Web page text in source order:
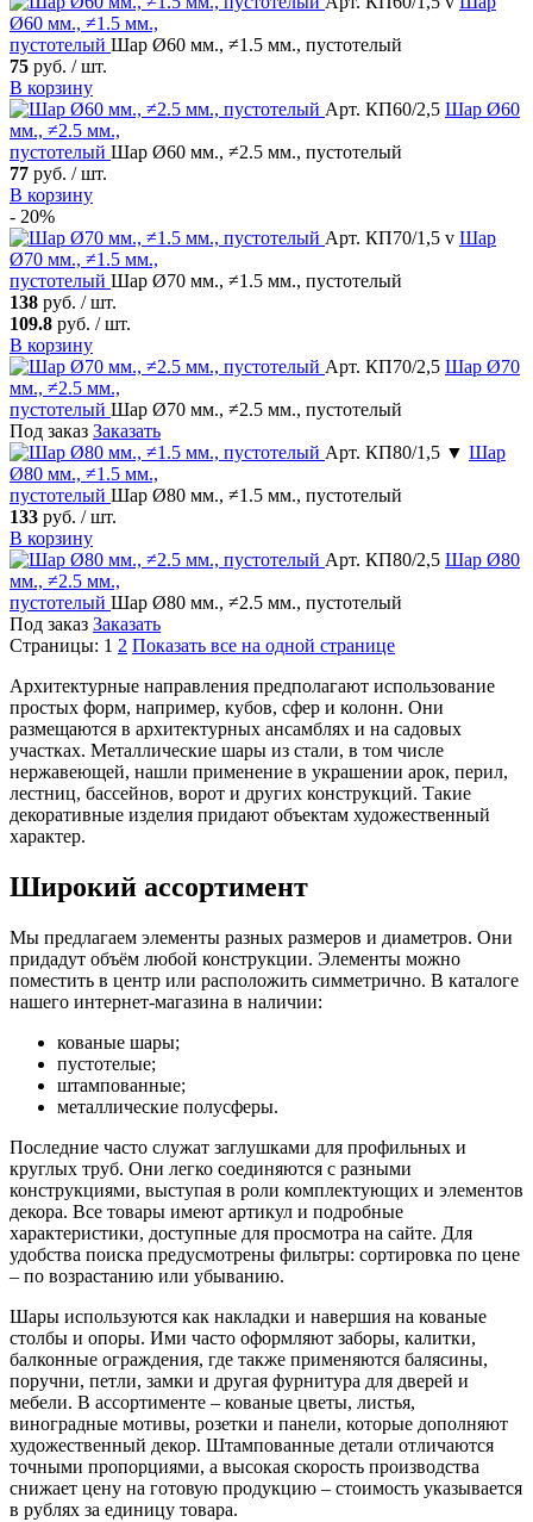
Ø60 мм., ≠1.5 мм.,
пустотелый Шар Ø60 мм., ≠1.5 мм., пустотелый
75 руб. / шт.
В корзину
Арт. КП60/2,5 Шар Ø60
мм., ≠2.5 мм.,
пустотелый Шар Ø60 мм., ≠2.5 мм., пустотелый
77 руб. / шт.
В корзину
- 20%
Арт. КП70/1,5 v Шар
Ø70 мм., ≠1.5 мм.,
пустотелый Шар Ø70 мм., ≠1.5 мм., пустотелый
138 руб. / шт.
109.8 руб. / шт.
В корзину
Арт. КП70/2,5 Шар Ø70
мм., ≠2.5 мм.,
пустотелый Шар Ø70 мм., ≠2.5 мм., пустотелый
Под заказ Заказать
Арт. КП80/1,5 ▼ Шар
Ø80 мм., ≠1.5 мм.,
пустотелый Шар Ø80 мм., ≠1.5 мм., пустотелый
133 руб. / шт.
В корзину
Арт. КП80/2,5 Шар Ø80
мм., ≠2.5 мм.,
пустотелый Шар Ø80 мм., ≠2.5 мм., пустотелый
Под заказ Заказать
Страницы: 1 2 Показать все на одной странице
Архитектурные направления предполагают использование
простых форм, например, кубов, сфер и колонн. Они
размещаются в архитектурных ансамблях и на садовых
участках. Металлические шары из стали, в том числе
нержавеющей, нашли применение в украшении арок, перил,
лестниц, бассейнов, ворот и других конструкций. Такие
декоративные изделия придают объектам художественный
характер.
Широкий ассортимент
Мы предлагаем элементы разных размеров и диаметров. Они
придадут объём любой конструкции. Элементы можно
поместить в центр или расположить симметрично. В каталоге
нашего интернет-магазина в наличии:
кованые шары;
пустотелые;
штампованные;
металлические полусферы.
Последние часто служат заглушками для профильных и
круглых труб. Они легко соединяются с разными
конструкциями, выступая в роли комплектующих и элементов
декора. Все товары имеют артикул и подробные
характеристики, доступные для просмотра на сайте. Для
удобства поиска предусмотрены фильтры: сортировка по цене
– по возрастанию или убыванию.
Шары используются как накладки и навершия на кованые
столбы и опоры. Ими часто оформляют заборы, калитки,
балконные ограждения, где также применяются балясины,
поручни, петли, замки и другая фурнитура для дверей и
мебели. В ассортименте – кованые цветы, листья,
виноградные мотивы, розетки и панели, которые дополняют
художественный декор. Штампованные детали отличаются
точными пропорциями, а высокая скорость производства
снижает цену на готовую продукцию – стоимость указывается
в рублях за единицу товара.